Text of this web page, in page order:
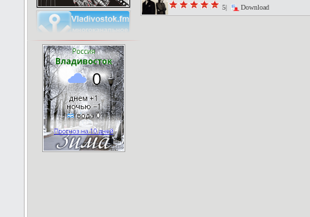
5| Download